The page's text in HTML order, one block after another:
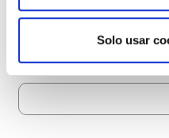
Solo usar